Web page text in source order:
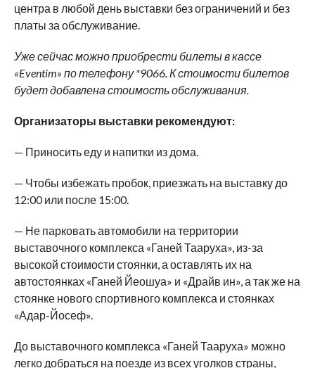
центра в любой день выставки без ограничений и без
платы за обслуживание.
Уже сейчас можно приобрести билеты в кассе
«Eventim» по телефону *9066. К стоимости билетов
будет добавлена стоимость обслуживания.
Организаторы выставки рекомендуют:
— Приносить еду и напитки из дома.
— Чтобы избежать пробок, приезжать на выставку до
12:00 или после 15:00.
— Не парковать автомобили на территории
выставочного комплекса «Ганей Тааруха», из-за
высокой стоимости стоянки, а оставлять их на
автостоянках «Ганей Йеошуа» и «Драйв ин», а так же на
стоянке нового спортивного комплекса и стоянках
«Адар-Йосеф».
До выставочного комплекса «Ганей Тааруха» можно
легко добраться на поезде из всех уголков страны,